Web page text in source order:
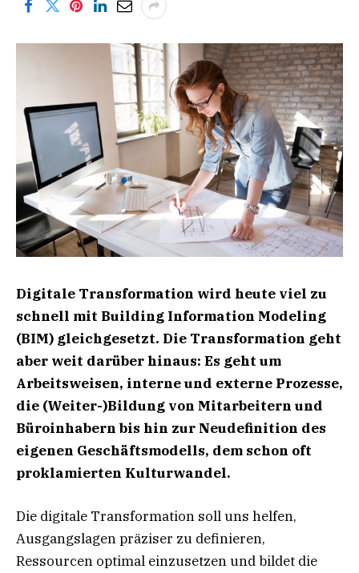
Digitale Transformation wird heute viel zu
schnell mit Building Information Modeling
(BIM) gleichgesetzt. Die Transformation geht
aber weit darüber hinaus: Es geht um
Arbeitsweisen, interne und externe Prozesse,
die (Weiter-)Bildung von Mitarbeitern und
Büroinhabern bis hin zur Neudefinition des
eigenen Geschäftsmodells, dem schon oft
proklamierten Kulturwandel.
Die digitale Transformation soll uns helfen,
Ausgangslagen präziser zu definieren,
Ressourcen optimal einzusetzen und bildet die